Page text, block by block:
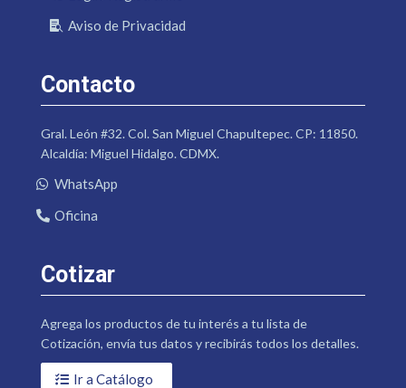
Aviso de Privacidad
Contacto
Gral. León #32. Col. San Miguel Chapultepec. CP: 11850.
Alcaldía: Miguel Hidalgo. CDMX.
WhatsApp
Oficina
Cotizar
Agrega los productos de tu interés a tu lista de
Cotización, envía tus datos y recibirás todos los detalles.
Ir a Catálogo